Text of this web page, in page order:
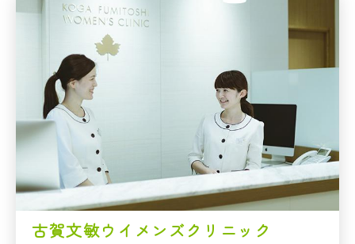
古賀文敏ウイメンズクリニック